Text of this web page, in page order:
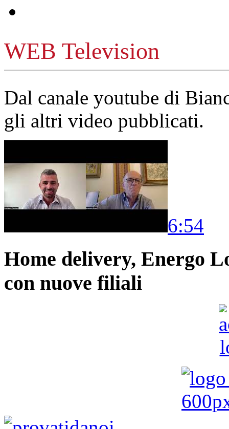
WEB Television
Dal canale youtube di
gli altri video pubblicati.
6:54
Home delivery, Energo
con nuove filiali